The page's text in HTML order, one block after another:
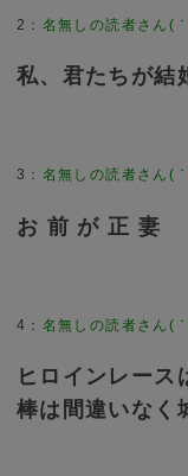
2 ： 名無しの読者さん(
私、君たちが結
3 ： 名無しの読者さん(
お 前 が 正 妻
4 ： 名無しの読者さん(
ヒロインレース
棒は間違いなく